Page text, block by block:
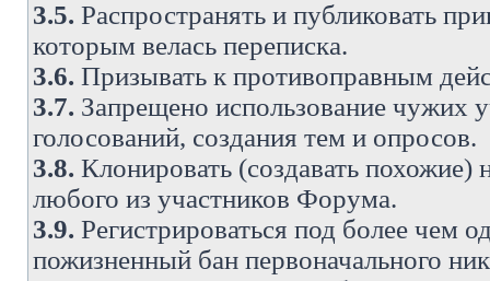
3.5. Распространять и публиковать
которым велась переписка.
3.6. Призывать к противоправным
3.7. Запрещено использование чужих
голосований, создания тем и опросов.
3.8. Клонировать (создавать похожие)
любого из участников Форума.
3.9. Регистрироваться под более чем
пожизненный бан первоначального